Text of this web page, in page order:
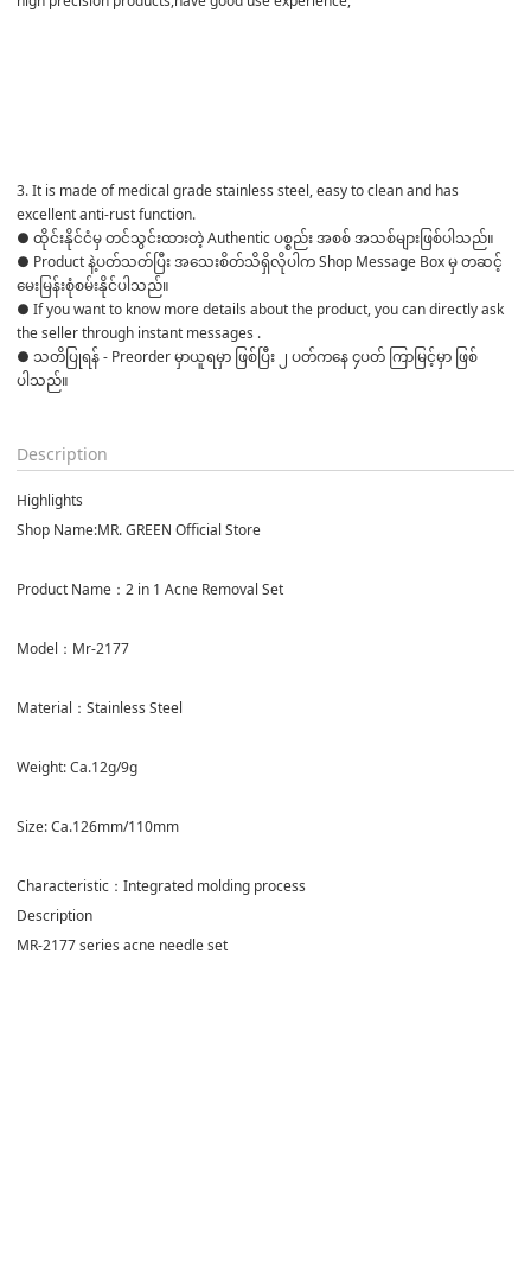
3. It is made of medical grade stainless steel, easy to clean and has
excellent anti-rust function.
● ထိုင်းနိုင်ငံမှ တင်သွင်းထားတဲ့ Authentic ပစ္စည်း အစစ် အသစ်များဖြစ်ပါသည်။
● Product နဲ့ပတ်သတ်ပြီး အသေးစိတ်သိရှိလိုပါက Shop Message Box မှ တဆင့်
မေးမြန်းစုံစမ်းနိုင်ပါသည်။
● If you want to know more details about the product, you can directly ask
the seller through instant messages .
● သတိပြုရန် - Preorder မှာယူရမှာ ဖြစ်ပြီး ၂ ပတ်ကနေ ၄ပတ် ကြာမြင့်မှာ ဖြစ်
ပါသည်။
Description
Highlights
Shop Name:MR. GREEN Official Store
Product Name：2 in 1 Acne Removal Set
Model：Mr-2177
Material：Stainless Steel
Weight: Ca.12g/9g
Size: Ca.126mm/110mm
Characteristic：Integrated molding process
Description
MR-2177 series acne needle set